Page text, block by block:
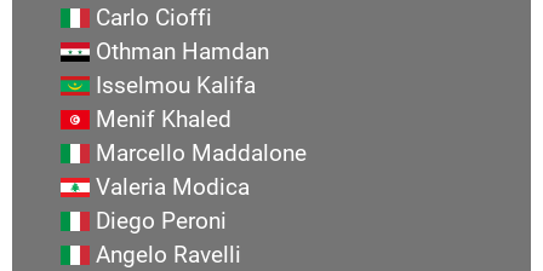
Carlo Cioffi
Othman Hamdan
Isselmou Kalifa
Menif Khaled
Marcello Maddalone
Valeria Modica
Diego Peroni
Angelo Ravelli